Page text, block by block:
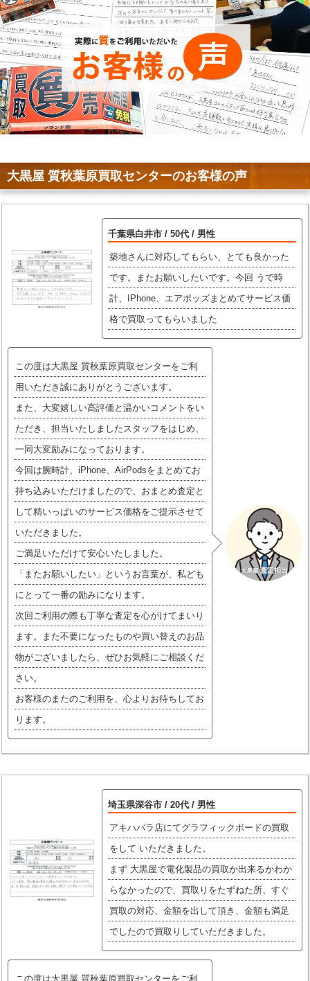
大黒屋 質秋葉原買取センターのお客様の声
千葉県白井市 / 50代 / 男性
築地さんに対応してもらい、とても良かった
です。またお願いしたいです。今回 うで時
計、IPhone、エアポッズまとめてサービス価
格で買取ってもらいました
この度は大黒屋 質秋葉原買取センターをご利
用いただき誠にありがとうございます。
また、大変嬉しい高評価と温かいコメントをい
ただき、担当いたしましたスタッフをはじめ、
一同大変励みになっております。
今回は腕時計、iPhone、AirPodsをまとめてお
持ち込みいただけましたので、おまとめ査定と
して精いっぱいのサービス価格をご提示させて
いただきました。
ご満足いただけて安心いたしました。
「またお願いしたい」というお言葉が、私ども
にとって一番の励みになります。
次回ご利用の際も丁寧な査定を心がけてまいり
ます。また不要になったものや買い替えのお品
物がございましたら、ぜひお気軽にご相談くだ
さい。
お客様のまたのご利用を、心よりお待ちしてお
ります。
埼玉県深谷市 / 20代 / 男性
アキハバラ店にてグラフィックボードの買取
をして いただきました。
まず 大黒屋で電化製品の買取か出来るかわか
らなかったので、買取りをたずねた所、すぐ
買取の対応、金額を出して頂き、金額も満足
でしたので買取りしていただきました。
この度は大黒屋 質秋葉原買取センターをご利